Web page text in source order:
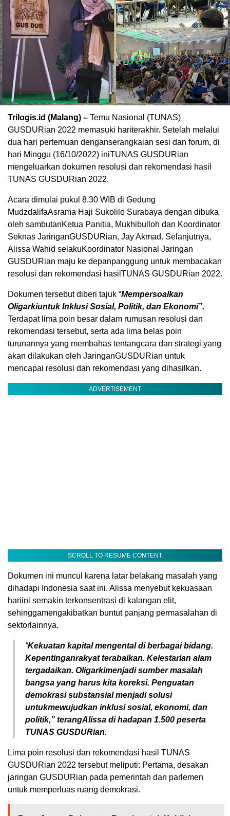
Trilogis.id (Malang) – Temu Nasional (TUNAS)
GUSDURian 2022 memasuki hariterakhir. Setelah melalui
dua hari pertemuan denganserangkaian sesi dan forum, di
hari Minggu (16/10/2022) iniTUNAS GUSDURian
mengeluarkan dokumen resolusi dan rekomendasi hasil
TUNAS GUSDURian 2022.
Acara dimulai pukul 8.30 WIB di Gedung
MudzdalifaAsrama Haji Sukolilo Surabaya dengan dibuka
oleh sambutanKetua Panitia, Mukhibulloh dan Koordinator
Seknas JaringanGUSDURian, Jay Akmad. Selanjutnya,
Alissa Wahid selakuKoordinator Nasional Jaringan
GUSDURian maju ke depanpanggung untuk membacakan
resolusi dan rekomendasi hasilTUNAS GUSDURian 2022.
Dokumen tersebut diberi tajuk “Mempersoalkan
Oligarkiuntuk Inklusi Sosial, Politik, dan Ekonomi”.
Terdapat lima poin besar dalam rumusan resolusi dan
rekomendasi tersebut, serta ada lima belas poin
turunannya yang membahas tentangcara dan strategi yang
akan dilakukan oleh JaringanGUSDURian untuk
mencapai resolusi dan rekomendasi yang dihasilkan.
ADVERTISEMENT
SCROLL TO RESUME CONTENT
Dokumen ini muncul karena latar belakang masalah yang
dihadapi Indonesia saat ini. Alissa menyebut kekuasaan
hariini semakin terkonsentrasi di kalangan elit,
sehinggamengakibatkan buntut panjang permasalahan di
sektorlainnya.
“Kekuatan kapital mengental di berbagai bidang.
Kepentinganrakyat terabaikan. Kelestarian alam
tergadaikan. Oligarkimenjadi sumber masalah
bangsa yang harus kita koreksi. Penguatan
demokrasi substansial menjadi solusi
untukmewujudkan inklusi sosial, ekonomi, dan
politik,” terangAlissa di hadapan 1.500 peserta
TUNAS GUSDURian.
Lima poin resolusi dan rekomendasi hasil TUNAS
GUSDURian 2022 tersebut meliputi: Pertama, desakan
jaringan GUSDURian pada pemerintah dan parlemen
untuk memperluas ruang demokrasi.